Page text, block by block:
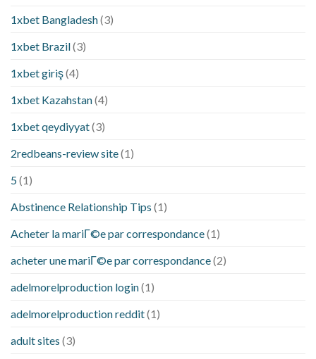
1xbet Bangladesh(3)
1xbet Brazil(3)
1xbet giriş(4)
1xbet Kazahstan(4)
1xbet qeydiyyat(3)
2redbeans-review site(1)
5(1)
Abstinence Relationship Tips (1)
Acheter la mariГ©e par correspondance(1)
acheter une mariГ©e par correspondance(2)
adelmorelproduction login(1)
adelmorelproduction reddit(1)
adult sites (3)